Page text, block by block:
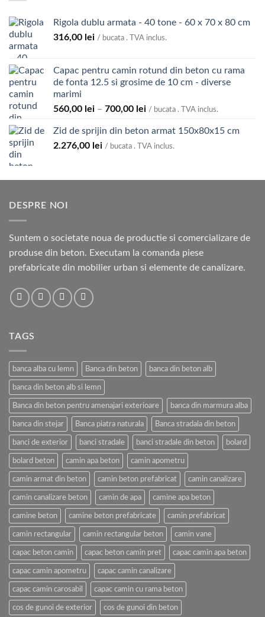
Rigola dublu armata - 40 tone - 60 x 70 x 80 cm
316,00 lei / bucata . TVA inclus.
Capac pentru camin rotund din beton cu rama
de fonta 12.5 si grosime de 10 cm - diverse
marimi
560,00 lei – 700,00 leiInterval
prețuri:
560,00 lei
700,00 lei
/ bucata . TVA inclus.
Zid de sprijin din beton armat 150x80x15 cm
2.276,00 lei / bucata . TVA inclus.
DESPRE NOI
Suntem o societate noua de productie si comercializare de
produse din beton. Executam la comanda piese
prefabricate din mobilier urban si elemente de canalizare.
TAGS
banca alba cu lemn Banca din beton banca din beton alb
banca din beton alb si lemn
Banca din beton pentru amenajari exterioare banca din marmura alba
banca din stejar Banca piatra naturala Banca stradala din beton
banci de exterior banci stradale banci stradale din beton bolard
bolard beton camin apa beton camin apometru
camin armat din beton camin beton prefabricat camin canalizare
camin canalizare beton camin de apa camine apa beton
camine beton camine beton prefabricate camin prefabricat
camin rectangular camin rectangular beton camin vane
capac beton camin capac beton camin pret capac camin apa beton
capac camin apometru capac camin canalizare
capac camin carosabil capac camin cu rama beton
cos de gunoi de exterior cos de gunoi din beton